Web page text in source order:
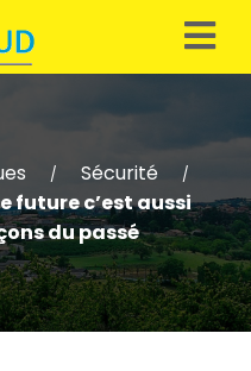
/ Sécurité /
future c’est aussi
du passé